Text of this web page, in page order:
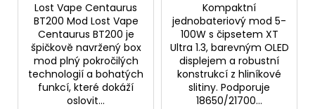
Lost Vape Centaurus
BT200 Mod Lost Vape
Centaurus BT200 je
špičkově navržený box
mod plný pokročilých
technologií a bohatých
funkcí, které dokáží
oslovit...
Kompaktní
jednobateriový mod 5-
100W s čipsetem XT
Ultra 1.3, barevným OLED
displejem a robustní
konstrukcí z hliníkové
slitiny. Podporuje
18650/21700...